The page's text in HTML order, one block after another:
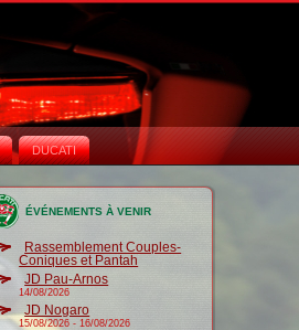
DUCATI
ÉVÉNEMENTS À VENIR
Rassemblement Couples-
Coniques et Pantah
JD Pau-Arnos
14/08/2026
JD Nogaro
15/08/2026 -16/08/2026